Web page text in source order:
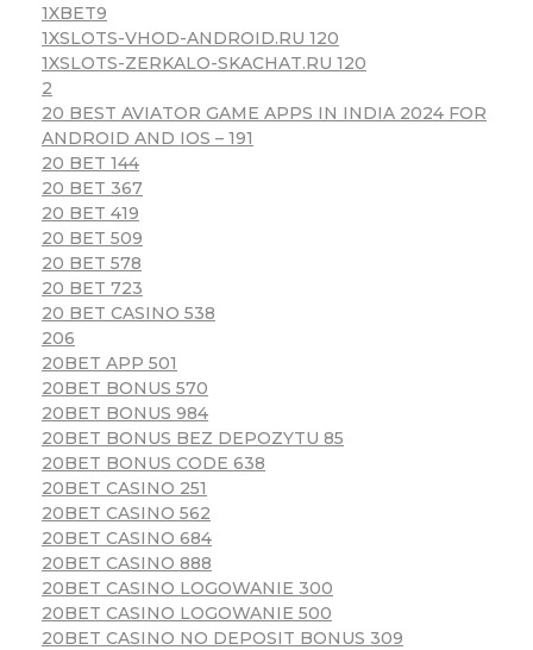
1XBET9
1XSLOTS-VHOD-ANDROID.RU 120
1XSLOTS-ZERKALO-SKACHAT.RU 120
2
20 BEST AVIATOR GAME APPS IN INDIA 2024 FOR
ANDROID AND IOS – 191
20 BET 144
20 BET 367
20 BET 419
20 BET 509
20 BET 578
20 BET 723
20 BET CASINO 538
206
20BET APP 501
20BET BONUS 570
20BET BONUS 984
20BET BONUS BEZ DEPOZYTU 85
20BET BONUS CODE 638
20BET CASINO 251
20BET CASINO 562
20BET CASINO 684
20BET CASINO 888
20BET CASINO LOGOWANIE 300
20BET CASINO LOGOWANIE 500
20BET CASINO NO DEPOSIT BONUS 309